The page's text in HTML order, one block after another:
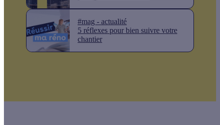
#mag - actualité
5 réflexes pour bien suivre votre
chantier